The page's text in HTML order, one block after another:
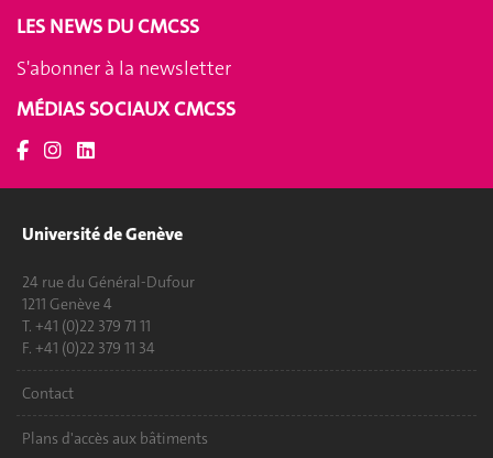
LES NEWS DU CMCSS
S'abonner à la newsletter
MÉDIAS SOCIAUX CMCSS
Université de Genève
24 rue du Général-Dufour
1211 Genève 4
T. +41 (0)22 379 71 11
F. +41 (0)22 379 11 34
Contact
Plans d'accès aux bâtiments